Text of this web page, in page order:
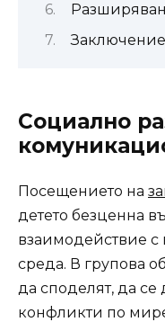
Заключение
Социално
Посещението на
детето безценна
взаимодействие
среда. В групова
да споделят, да се
конфликти по